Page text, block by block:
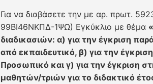
Για να διαβάσετε την με αρ. πρωτ.
99ΒΙ46ΝΚΠΔ-1ΨΩ) Εγκύκλιο με θέμα
διαδικασιών: α) για την έγκριση
από εκπαιδευτικό, β) για την
Προσωπικό και γ) για την έγκριση
μαθητών/τριών για το διδακτικό